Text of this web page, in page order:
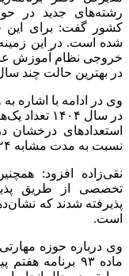
رشته‌های جدید در
کشور گفت: برای این
شده است. در این زمینه
خروجی نظام آموزش
در بهترین حالت چند
وی در ادامه با اشاره
استعدادهای
نسبت به مدت مشابه ۲۴ درصد رشد داشته است.
تخصصی از طریق
است.
ماده ۹۳